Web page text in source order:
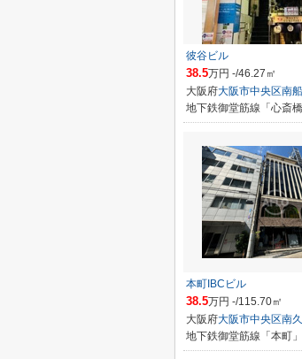
彼谷ビル
38.5万円 -/46.27㎡
大阪府大阪市中央区南
地下鉄御堂筋線「心斎
本町IBCビル
38.5万円 -/115.70㎡
大阪府大阪市中央区南
地下鉄御堂筋線「本町